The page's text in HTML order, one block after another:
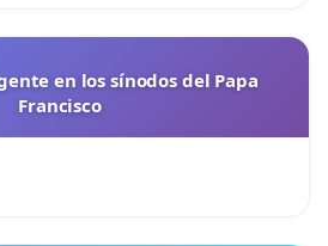
en los sínodos del Papa
Francisco